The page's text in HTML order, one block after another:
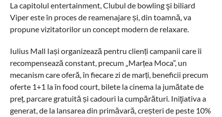
La capitolul entertainment, Clubul de bowling şi biliard
Viper este în proces de reamenajare și, din toamnă, va
propune vizitatorilor un concept modern de relaxare.
Iulius Mall Iași organizează pentru clienți campanii care îi
recompensează constant, precum „Marțea Moca”, un
mecanism care oferă, în fiecare zi de marți, beneficii precum
oferte 1+1 la în food court, bilete la cinema la jumătate de
preț, parcare gratuită și cadouri la cumpărături. Iniţiativa a
generat, de la lansarea din primăvară, creșteri de peste 10%